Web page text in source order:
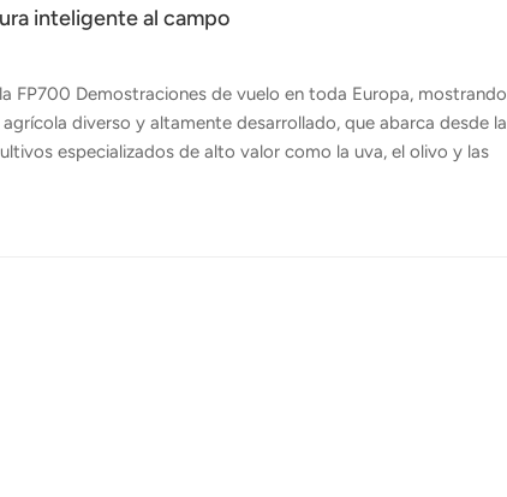
inteligente al campo
FP700 Demostraciones de vuelo en toda Europa, mostrando
diverso y altamente desarrollado, que abarca desde la
especializados de alto valor como la uva, el olivo y las
vez más a las tecnologías inteligentes como apoyo. El
de 60 L, una carga útil máxima de 70 kg, un esparcidor de